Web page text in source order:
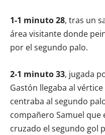
1-1 minuto 28, tras un
área visitante donde
por el segundo palo.
2-1 minuto 33, jugada
Gastón llegaba al
centraba al segundo
compañero Samuel que
cruzado el segundo gol